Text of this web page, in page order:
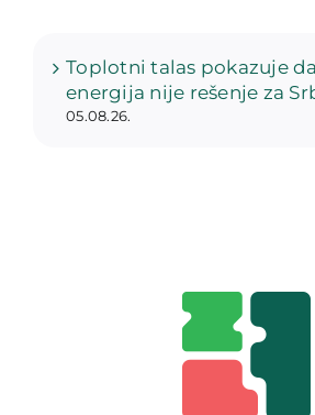
Toplotni talas pokazuje
energija nije rešenje za
05.08.26.